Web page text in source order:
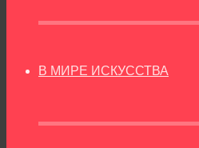
В МИРЕ ИСКУССТВА